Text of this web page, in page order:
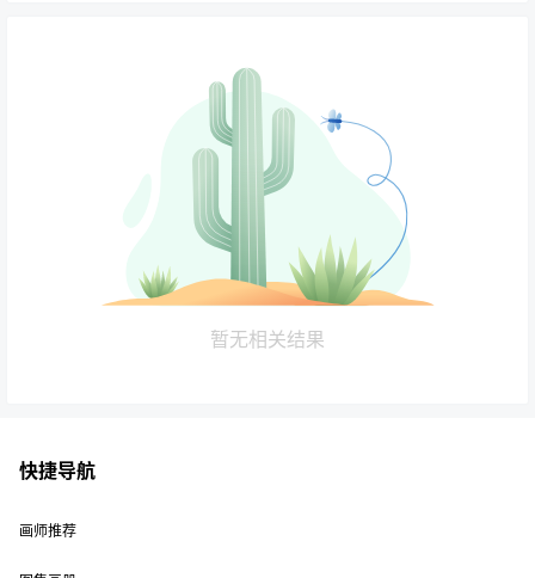
暂无相关结果
快捷导航
画师推荐